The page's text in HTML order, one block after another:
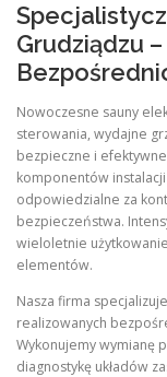
Grudziądzu
Nowoczesne sauny
sterowania, wydajne
bezpieczne i efektywne
komponentów
odpowiedzialne za
bezpieczeństwa.
wieloletnie
elementów.
Nasza firma
realizowanych
Wykonujemy wymianę
diagnostykę układów